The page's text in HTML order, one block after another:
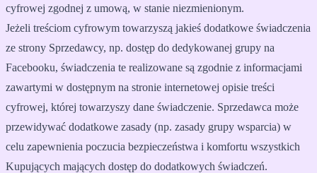
cyfrowej zgodnej z umową, w stanie niezmienionym.
Jeżeli treściom cyfrowym towarzyszą jakieś dodatkowe świadczenia
ze strony Sprzedawcy, np. dostęp do dedykowanej grupy na
Facebooku, świadczenia te realizowane są zgodnie z informacjami
zawartymi w dostępnym na stronie internetowej opisie treści
cyfrowej, której towarzyszy dane świadczenie. Sprzedawca może
przewidywać dodatkowe zasady (np. zasady grupy wsparcia) w
celu zapewnienia poczucia bezpieczeństwa i komfortu wszystkich
Kupujących mających dostęp do dodatkowych świadczeń.